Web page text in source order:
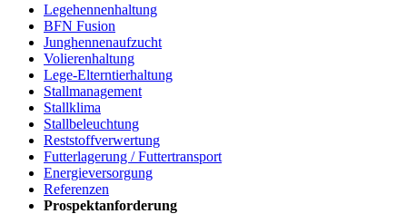
Legehennenhaltung
BFN Fusion
Junghennenaufzucht
Volierenhaltung
Lege-Elterntierhaltung
Stallmanagement
Stallklima
Stallbeleuchtung
Reststoffverwertung
Futterlagerung / Futtertransport
Energieversorgung
Referenzen
Prospektanforderung